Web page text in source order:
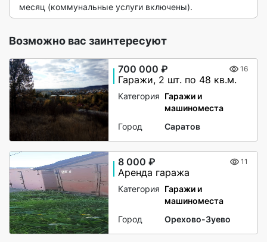
месяц (коммунальные услуги включены).
Возможно вас заинтересуют
700 000 ₽ 16
Гаражи, 2 шт. по 48 кв.м.
Категория Гаражи и
машиноместа
Город
Саратов
8 000 ₽ 11
Аренда гаража
Категория Гаражи и
машиноместа
Город
Орехово-Зуево